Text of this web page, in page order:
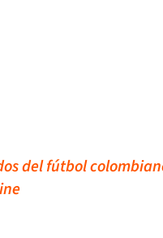
del fútbol